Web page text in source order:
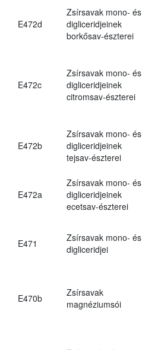
E472d
Zsírsavak mono- és
digliceridjeinek
borkősav-észterei
E472c
Zsírsavak mono- és
digliceridjeinek
citromsav-észterei
E472b
Zsírsavak mono- és
digliceridjeinek
tejsav-észterei
E472a
Zsírsavak mono- és
digliceridjeinek
ecetsav-észterei
E471
Zsírsavak mono- és
digliceridjei
E470b
Zsírsavak
magnéziumsói